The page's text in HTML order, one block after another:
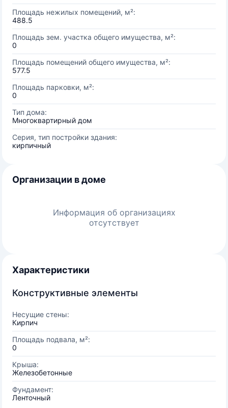
Площадь нежилых помещений, м²:
488.5
Площадь зем. участка общего имущества, м²:
0
Площадь помещений общего имущества, м²:
577.5
Площадь парковки, м²:
0
Тип дома:
Многоквартирный дом
Серия, тип постройки здания:
кирпичный
Организации в доме
Информация об организациях
отсутствует
Характеристики
Конструктивные элементы
Несущие стены:
Кирпич
Площадь подвала, м²:
0
Крыша:
Железобетонные
Фундамент:
Ленточный